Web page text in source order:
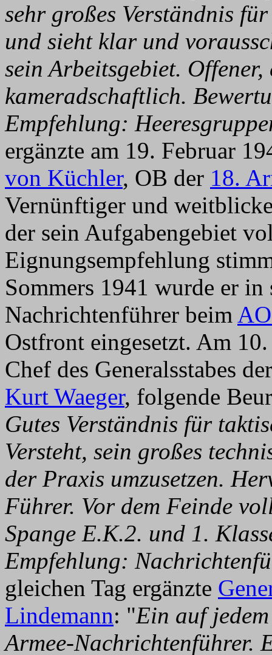
sehr großes Verständnis
und sieht klar und
sein Arbeitsgebiet.
kameradschaftlich.
Empfehlung:
ergänzte am 19. Februar
von Küchler, OB der 18.
Vernünftiger und
der sein Aufgabengebiet
Eignungsempfehlung
Sommers 1941 wurde er
Nachrichtenführer beim
Ostfront eingesetzt. Am
Chef des Generalsstabes
Kurt Waeger, folgende
Gutes Verständnis für
Versteht, sein großes
der Praxis umzusetzen.
Führer. Vor dem Feinde
Spange E.K.2. und 1.
Empfehlung:
gleichen Tag ergänzte
Lindemann: "Ein auf
Armee-Nachrichtenführer.